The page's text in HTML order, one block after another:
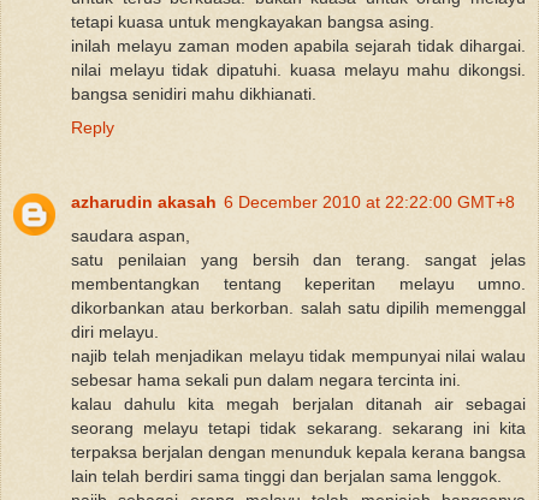
tetapi kuasa untuk mengkayakan bangsa asing.
inilah melayu zaman moden apabila sejarah tidak dihargai.
nilai melayu tidak dipatuhi. kuasa melayu mahu dikongsi.
bangsa senidiri mahu dikhianati.
Reply
azharudin akasah 6 December 2010 at 22:22:00 GMT+8
saudara aspan,
satu penilaian yang bersih dan terang. sangat jelas
membentangkan tentang keperitan melayu umno.
dikorbankan atau berkorban. salah satu dipilih memenggal
diri melayu.
najib telah menjadikan melayu tidak mempunyai nilai walau
sebesar hama sekali pun dalam negara tercinta ini.
kalau dahulu kita megah berjalan ditanah air sebagai
seorang melayu tetapi tidak sekarang. sekarang ini kita
terpaksa berjalan dengan menunduk kepala kerana bangsa
lain telah berdiri sama tinggi dan berjalan sama lenggok.